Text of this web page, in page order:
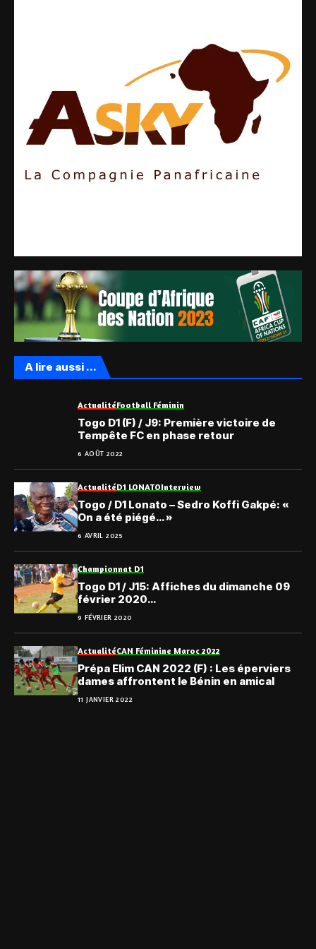
A lire aussi ...
ActualitéFootball Féminin
Togo D1 (F) / J9: Première victoire de
Tempête FC en phase retour
6 AOÛT 2022
ActualitéD1 LONATOInterview
Togo / D1 Lonato – Sedro Koffi Gakpé: «
On a été piégé… »
6 AVRIL 2025
Championnat D1
Togo D1 / J15: Affiches du dimanche 09
février 2020…
9 FÉVRIER 2020
ActualitéCAN Féminine Maroc 2022
Prépa Elim CAN 2022 (F) : Les éperviers
dames affrontent le Bénin en amical
11 JANVIER 2022